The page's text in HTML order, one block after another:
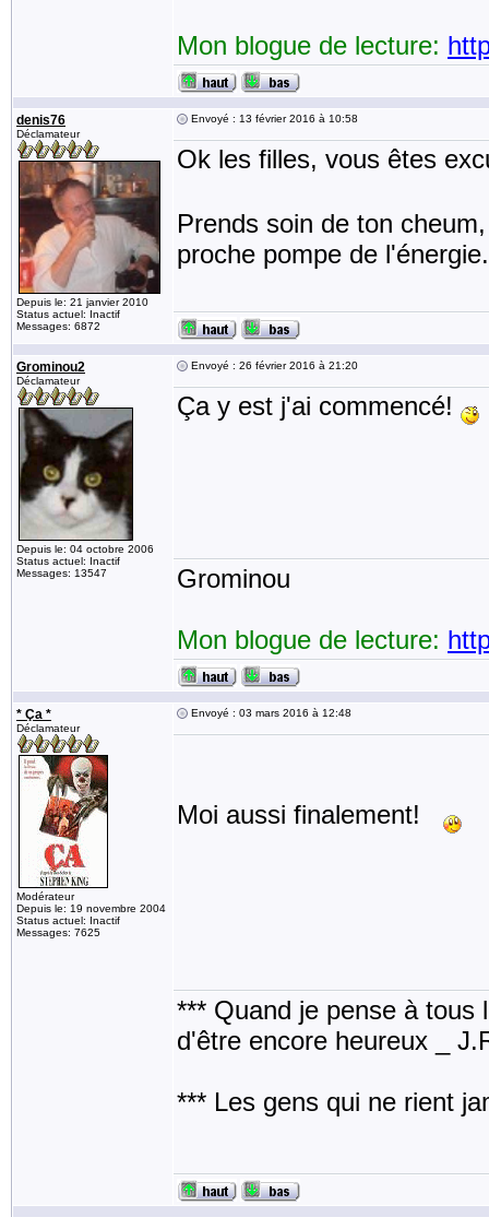
Mon blogue de lecture:
denis76
Déclamateur
Depuis le: 21 janvier 2010
Status actuel: Inactif
Messages: 6872
Envoyé : 13 février 2016 à 10:58
Ok les filles, vous êtes
Prends soin de ton
proche pompe de l'énergie.
Grominou2
Déclamateur
Depuis le: 04 octobre 2006
Status actuel: Inactif
Messages: 13547
Envoyé : 26 février 2016 à 21:20
Ça y est j'ai commencé!
Grominou
Mon blogue de lecture:
* Ça *
Déclamateur
Modérateur
Depuis le: 19 novembre 2004
Status actuel: Inactif
Messages: 7625
Envoyé : 03 mars 2016 à 12:48
Moi aussi finalement!
*** Quand je pense à tous
d'être encore heureux _
*** Les gens qui ne rient